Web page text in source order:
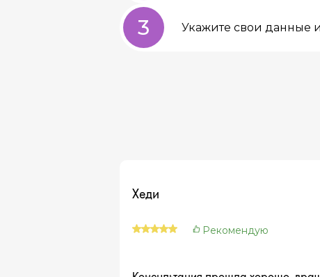
3 Укажите свои данные и
Хеди
Рекомендую